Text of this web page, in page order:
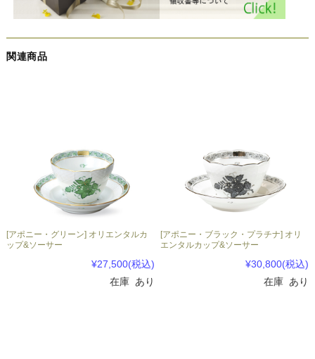
関連商品
[アポニー・グリーン] オリエンタルカ
ップ&ソーサー
¥27,500(税込)
在庫 あり
[アポニー・ブラック・プラチナ] オリ
エンタルカップ&ソーサー
¥30,800(税込)
在庫 あり